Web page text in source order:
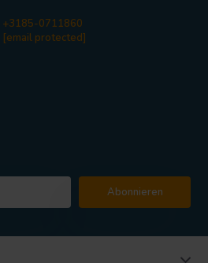
+3185-0711860
[email protected]
Abonnieren